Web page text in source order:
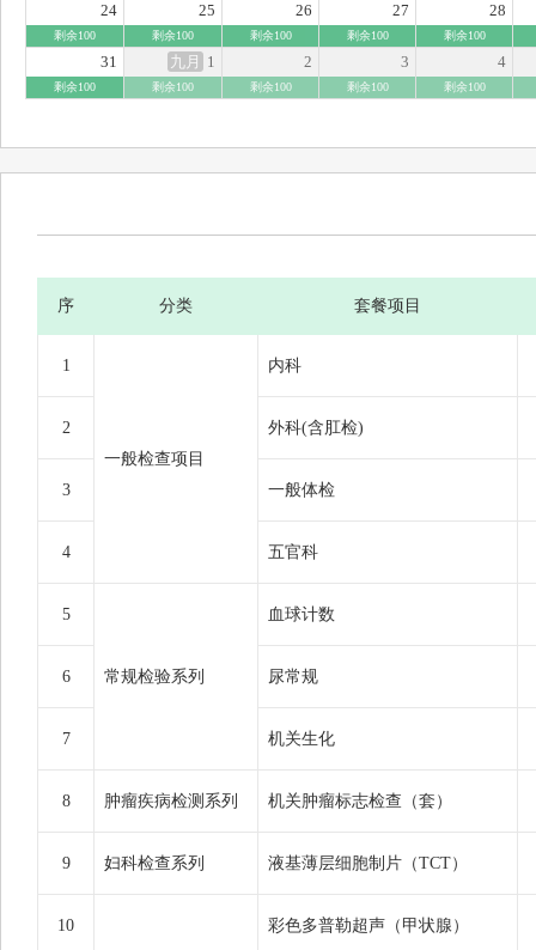
24
剩余100
25
剩余100
26
剩余100
27
剩余100
28
剩余100
31
剩余100
九月 1
剩余100
2
剩余100
3
剩余100
4
剩余100
序 分类 套餐项目
1
一般检查项目
内科
2 外科(含肛检)
3 一般体检
4 五官科
5
常规检验系列
血球计数
6 尿常规
7 机关生化
8 肿瘤疾病检测系列 机关肿瘤标志检查（套）
9 妇科检查系列 液基薄层细胞制片（TCT）
10 彩色多普勒超声（甲状腺）